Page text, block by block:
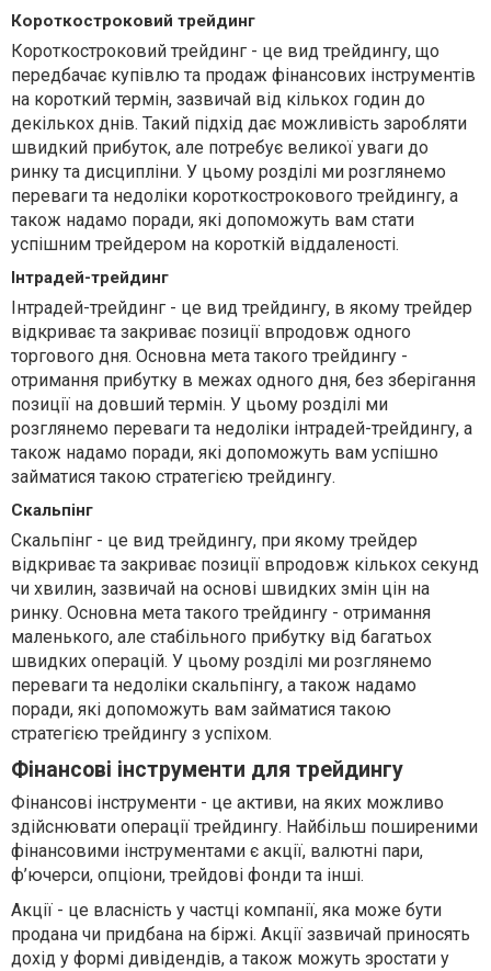
Короткостроковий трейдинг
Короткостроковий трейдинг - це вид трейдингу, що
передбачає купівлю та продаж фінансових інструментів
на короткий термін, зазвичай від кількох годин до
декількох днів. Такий підхід дає можливість заробляти
швидкий прибуток, але потребує великої уваги до
ринку та дисципліни. У цьому розділі ми розглянемо
переваги та недоліки короткострокового трейдингу, а
також надамо поради, які допоможуть вам стати
успішним трейдером на короткій віддаленості.
Інтрадей-трейдинг
Інтрадей-трейдинг - це вид трейдингу, в якому трейдер
відкриває та закриває позиції впродовж одного
торгового дня. Основна мета такого трейдингу -
отримання прибутку в межах одного дня, без зберігання
позиції на довший термін. У цьому розділі ми
розглянемо переваги та недоліки інтрадей-трейдингу, а
також надамо поради, які допоможуть вам успішно
займатися такою стратегією трейдингу.
Скальпінг
Скальпінг - це вид трейдингу, при якому трейдер
відкриває та закриває позиції впродовж кількох секунд
чи хвилин, зазвичай на основі швидких змін цін на
ринку. Основна мета такого трейдингу - отримання
маленького, але стабільного прибутку від багатьох
швидких операцій. У цьому розділі ми розглянемо
переваги та недоліки скальпінгу, а також надамо
поради, які допоможуть вам займатися такою
стратегією трейдингу з успіхом.
Фінансові інструменти для трейдингу
Фінансові інструменти - це активи, на яких можливо
здійснювати операції трейдингу. Найбільш поширеними
фінансовими інструментами є акції, валютні пари,
ф’ючерси, опціони, трейдові фонди та інші.
Акції - це власність у частці компанії, яка може бути
продана чи придбана на біржі. Акції зазвичай приносять
дохід у формі дивідендів, а також можуть зростати у